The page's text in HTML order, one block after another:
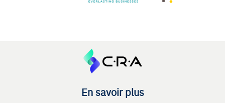
En savoir plus